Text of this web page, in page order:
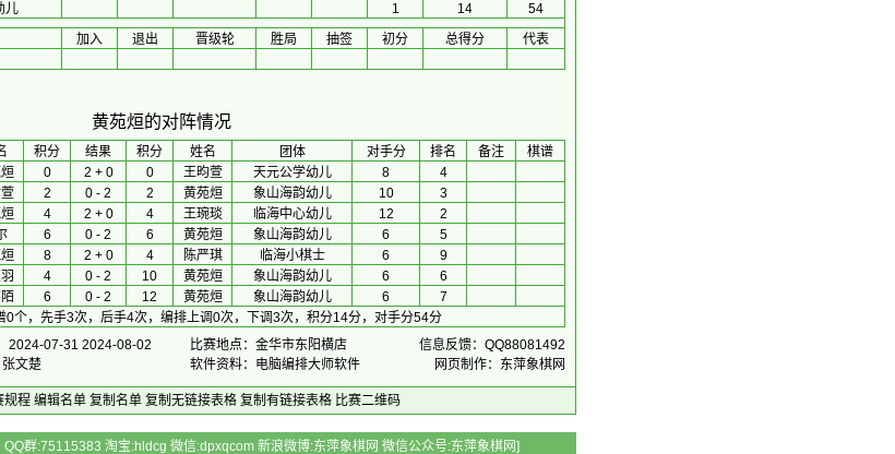
儿 1 14
54
加入 退出 晋级轮 胜局 抽签 初分 总得分 代表
黄苑烜的对阵情况
积分 结果 积分 姓名 团体 对手分 排名 备注
棋谱
0 2 + 0 0 王昀萱 天元公学幼儿 8
4
2 0 - 2 2 黄苑烜 象山海韵幼儿 10
3
4 2 + 0 4 王琬琰 临海中心幼儿 12
2
6 0 - 2 6 黄苑烜 象山海韵幼儿 6
5
8 2 + 0 4 陈严琪 临海小棋士 6
9
4 0 - 2 10 黄苑烜 象山海韵幼儿 6
6
6 0 - 2 12 黄苑烜 象山海韵幼儿 6
7
0个，先手3次，后手4次，编排上调0次，下调3次，积分14分，对手分54分
2024-07-31 2024-08-02 比赛地点：金华市东阳横店
信息反馈：QQ88081492
文楚 软件资料：电脑编排大师软件 网页制作：东萍象棋网
规程 编辑名单 复制名单 复制无链接表格 复制有链接表格 比赛二维码
群:75115383 淘宝:hldcg 微信:dpxqcom 新浪微博:东萍象棋网 微信公众号:东萍象棋网]